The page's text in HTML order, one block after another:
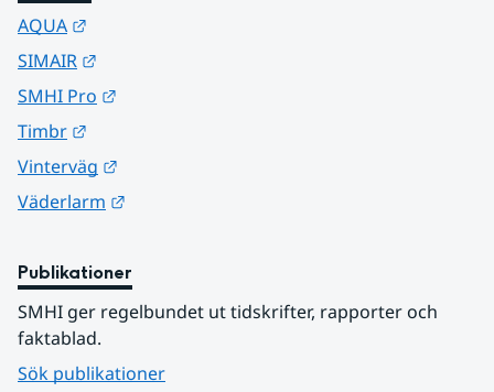
AQUA
SIMAIR
SMHI Pro
Timbr
Vinterväg
Väderlarm
Publikationer
SMHI ger regelbundet ut tidskrifter, rapporter och
faktablad.
Sök publikationer